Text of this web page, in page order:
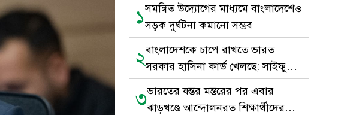
১সমন্বিত উদ্যোগের মাধ্যমে বাংলাদেশেও
সড়ক দুর্ঘটনা কমানো সম্ভব
২বাংলাদেশকে চাপে রাখতে ভারত
সরকার হাসিনা কার্ড খেলছে: সাইফুল
হক
৩ভারতের যন্তর মন্তরের পর এবার
ঝাড়খণ্ডে আন্দোলনরত শিক্ষার্থীদের